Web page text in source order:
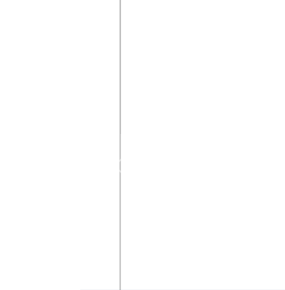
Anterior